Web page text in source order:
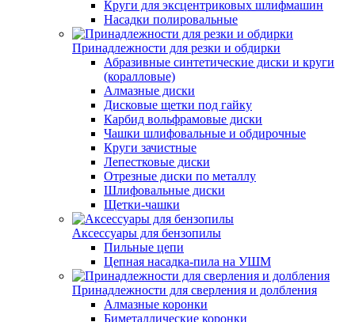
Круги для эксцентриковых шлифмашин
Насадки полировальные
Принадлежности для резки и обдирки
Абразивные синтетические диски и круги
(коралловые)
Алмазные диски
Дисковые щетки под гайку
Карбид вольфрамовые диски
Чашки шлифовальные и обдирочные
Круги зачистные
Лепестковые диски
Отрезные диски по металлу
Шлифовальные диски
Щетки-чашки
Аксессуары для бензопилы
Пильные цепи
Цепная насадка-пила на УШМ
Принадлежности для сверления и долбления
Алмазные коронки
Биметаллические коронки